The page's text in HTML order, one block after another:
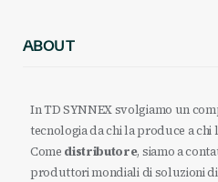
ABOUT
In TD SYNNEX svolgiamo un
tecnologia da chi la produce a chi
Come distributore, siamo a
produttori mondiali di soluzioni